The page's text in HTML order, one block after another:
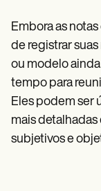
Embora as
de registrar
ou modelo
tempo para
Eles podem ser
mais detalhadas
subjetivos e